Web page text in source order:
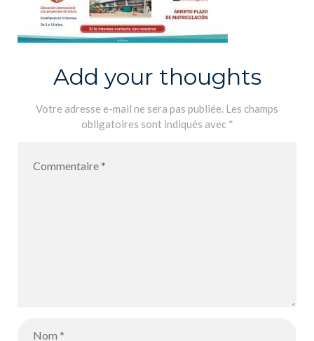
Add your thoughts
Votre adresse e-mail ne sera pas publiée. Les champs
obligatoires sont indiqués avec *